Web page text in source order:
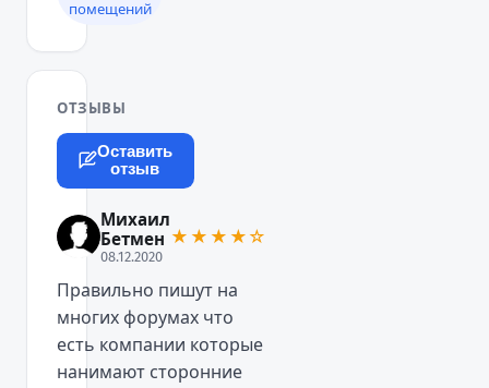
помещений
ОТЗЫВЫ
Оставить
отзыв
Михаил
Бетмен
08.12.2020
★★★★☆
Правильно пишут на
многих форумах что
есть компании которые
нанимают сторонние